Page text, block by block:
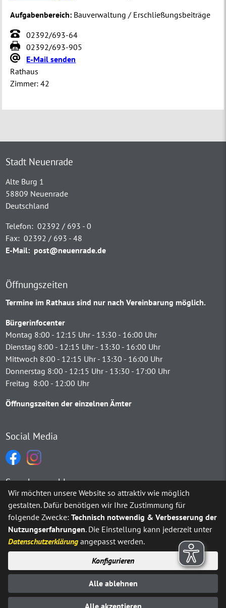
Aufgabenbereich: Bauverwaltung / Erschließungsbeiträge
02392/693-64
02392/693-905
E-Mail senden
Rathaus
Zimmer: 42
Stadt Neuenrade
Alte Burg 1
58809 Neuenrade
Deutschland
Telefon: 02392 / 693 - 0
Fax: 02392 / 693 - 48
E-Mail: post@neuenrade.de
Öffnungszeiten
Termine im Rathaus sind nur nach Vereinbarung möglich.
Bürgerinfocenter
Montag 8:00 - 12:15 Uhr - 13:30 - 16:00 Uhr
Dienstag 8:00 - 12:15 Uhr - 13:30 - 16:00 Uhr
Mittwoch 8:00 - 12:15 Uhr - 13:30 - 16:00 Uhr
Donnerstag 8:00 - 12:15 Uhr - 13:30 - 17:00 Uhr
Freitag 8:00 - 12:00 Uhr
Öffnungszeiten der einzelnen Ämter
Social Media
Sprachauswahl
Möchten Sie vonGoogle Translate bereitgestellte externe
Ja Immer
© Stadt Neuenrade 2025
Impressum
Datenschutz
Erklärung zur Barrierefreiheit Kontakt
Wir möchten unsere Website so attraktiv wie möglich
gestalten. Dafür benötigen wir Ihre Zustimmung für
folgende Zwecke:Technisch notwendig & Verbesserung der
Nutzungserfahrungen. Die Einstellung kann jederzeit unter
Datenschutzerklärung angepasst werden.
Konfigurieren
Alle ablehnen